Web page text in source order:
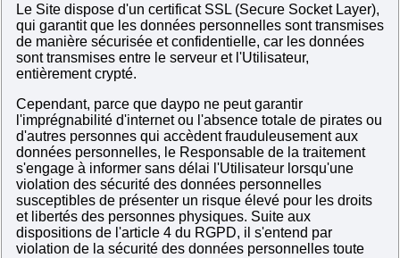
Le Site dispose d'un certificat SSL (Secure Socket Layer),
qui garantit que les données personnelles sont transmises
de manière sécurisée et confidentielle, car les données
sont transmises entre le serveur et l'Utilisateur,
entièrement crypté.
Cependant, parce que daypo ne peut garantir
l'imprégnabilité d'internet ou l'absence totale de pirates ou
d'autres personnes qui accèdent frauduleusement aux
données personnelles, le Responsable de la traitement
s'engage à informer sans délai l'Utilisateur lorsqu'une
violation des sécurité des données personnelles
susceptibles de présenter un risque élevé pour les droits
et libertés des personnes physiques. Suite aux
dispositions de l'article 4 du RGPD, il s'entend par
violation de la sécurité des données personnelles toute